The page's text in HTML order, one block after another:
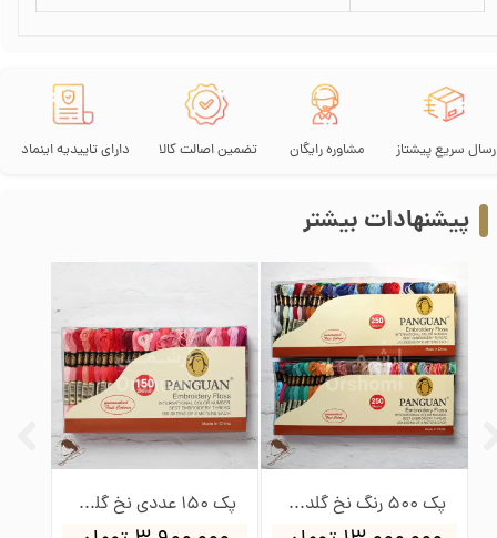
تضمین اصالت کالا مشاوره رایگان سریع پیشتاز دارای تاییدیه اینماد
پک 150 عددی نخ گلدوزی پنگوئن پک 500 رنگ نخ گلدوزی پنگوئن
پیشنهادات بیشتر